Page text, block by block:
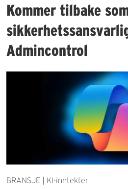
Kommer tilbake
Admincontrol
BRANSJE | KI-inntekter